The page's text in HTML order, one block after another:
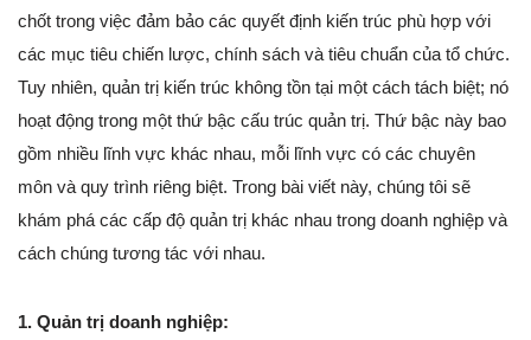
chốt trong việc đảm bảo các quyết định kiến trúc phù hợp với
các mục tiêu chiến lược, chính sách và tiêu chuẩn của tổ chức.
Tuy nhiên, quản trị kiến trúc không tồn tại một cách tách biệt; nó
hoạt động trong một thứ bậc cấu trúc quản trị. Thứ bậc này bao
gồm nhiều lĩnh vực khác nhau, mỗi lĩnh vực có các chuyên
môn và quy trình riêng biệt. Trong bài viết này, chúng tôi sẽ
khám phá các cấp độ quản trị khác nhau trong doanh nghiệp và
cách chúng tương tác với nhau.
1. Quản trị doanh nghiệp: